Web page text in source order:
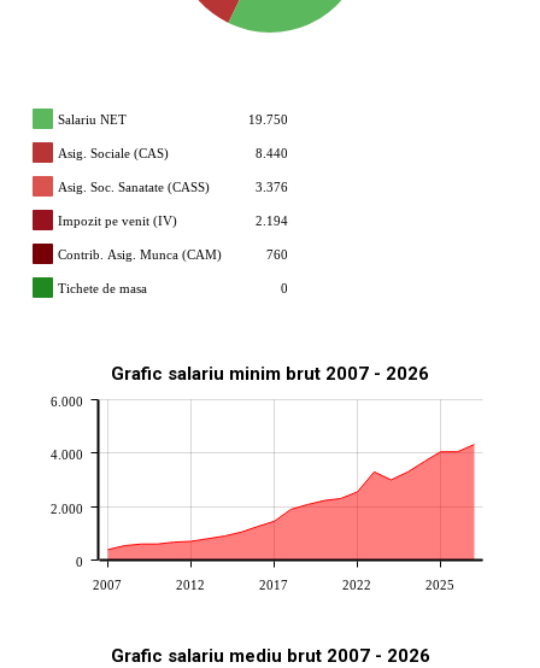
Salariu NET 19.750
Asig. Sociale (CAS) 8.440
Asig. Soc. Sanatate (CASS) 3.376
Impozit pe venit (IV) 2.194
Contrib. Asig. Munca (CAM) 760
Tichete de masa 0
Grafic salariu minim brut 2007 - 2026
2007 2012 2017 2022 2025
0
2.000
4.000
6.000
Grafic salariu mediu brut 2007 - 2026